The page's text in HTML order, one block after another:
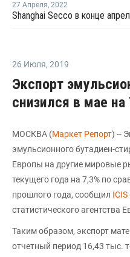
27 Апреля, 2022
26 Июля, 2019
Экспорт
снизился в мае на
МОСКВА (Маркет Репорт) --
эмульсионного бутадиен-
Европы на другие мировые
текущего года на 7,3% по
прошлого года, сообщил ICIS
статистического агентства
Таким образом, экспорт
отчетный период 16,43 тыс.